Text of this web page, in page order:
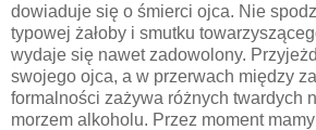
dowiaduje się o śmierci ojca. Nie
typowej żałoby i smutku
wydaje się nawet zadowolony.
swojego ojca, a w przerwach między
formalności zażywa różnych twardych
morzem alkoholu. Przez moment